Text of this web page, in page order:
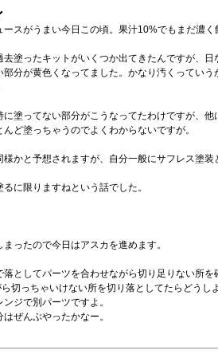
スがうまい今日この頃。果汁10%でもまだ濃く
塗ったキットがいくつか出てきたんですが、
部分が黄色くなってました。かなり汚くってい
塗ってない部分がこうなってたわけですが、
ど塗っちゃうのでよくわからないですが。
かと予想されますが、自分一般にサフレス塗装
に限りますねという話でした。
ったので今日はアスカを進めます。
としてパーツを合わせながら切り足りない所
切っちゃいけない所を切り落としてたらどうし
ジで別パーツですよ。
ぜんぶやったかなー。